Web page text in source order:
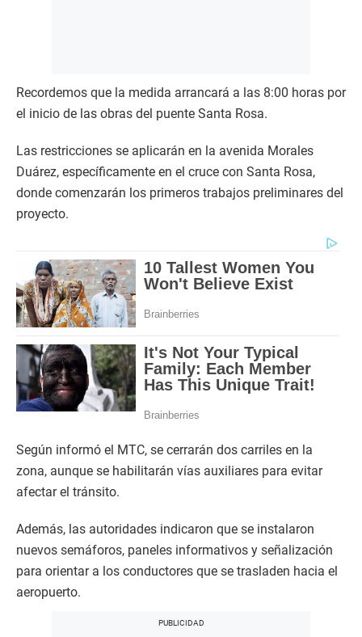
Recordemos que la medida arrancará a las 8:00 horas por
el inicio de las obras del puente Santa Rosa.
Las restricciones se aplicarán en la avenida Morales
Duárez, específicamente en el cruce con Santa Rosa,
donde comenzarán los primeros trabajos preliminares del
proyecto.
Según informó el MTC, se cerrarán dos carriles en la
zona, aunque se habilitarán vías auxiliares para evitar
afectar el tránsito.
Además, las autoridades indicaron que se instalaron
nuevos semáforos, paneles informativos y señalización
para orientar a los conductores que se trasladen hacia el
aeropuerto.